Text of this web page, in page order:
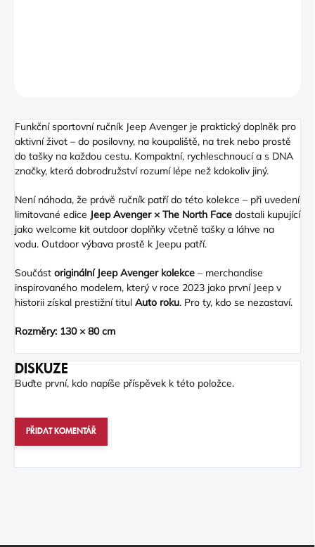
Funkční sportovní ručník Jeep Avenger je praktický doplněk pro
aktivní život – do posilovny, na koupaliště, na trek nebo prostě
do tašky na každou cestu. Kompaktní, rychleschnoucí a s DNA
značky, která dobrodružství rozumí lépe než kdokoliv jiný.
Není náhoda, že právě ručník patří do této kolekce – při uvedení
limitované edice Jeep Avenger × The North Face dostali kupující
jako welcome kit outdoor doplňky včetně tašky a láhve na
vodu. Outdoor výbava prostě k Jeepu patří.
Součást originální Jeep Avenger kolekce – merchandise
inspirovaného modelem, který v roce 2023 jako první Jeep v
historii získal prestižní titul Auto roku. Pro ty, kdo se nezastaví.
Rozměry: 130 × 80 cm
DISKUZE
Buďte první, kdo napíše příspěvek k této položce.
PŘIDAT KOMENTÁŘ